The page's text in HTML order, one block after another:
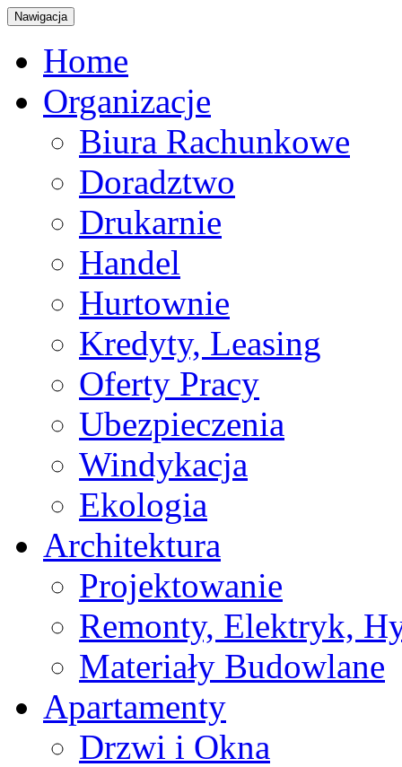
Nawigacja
Home
Organizacje
Biura Rachunkowe
Doradztwo
Drukarnie
Handel
Hurtownie
Kredyty, Leasing
Oferty Pracy
Ubezpieczenia
Windykacja
Ekologia
Architektura
Projektowanie
Remonty, Elektryk,
Materiały Budowlane
Apartamenty
Drzwi i Okna